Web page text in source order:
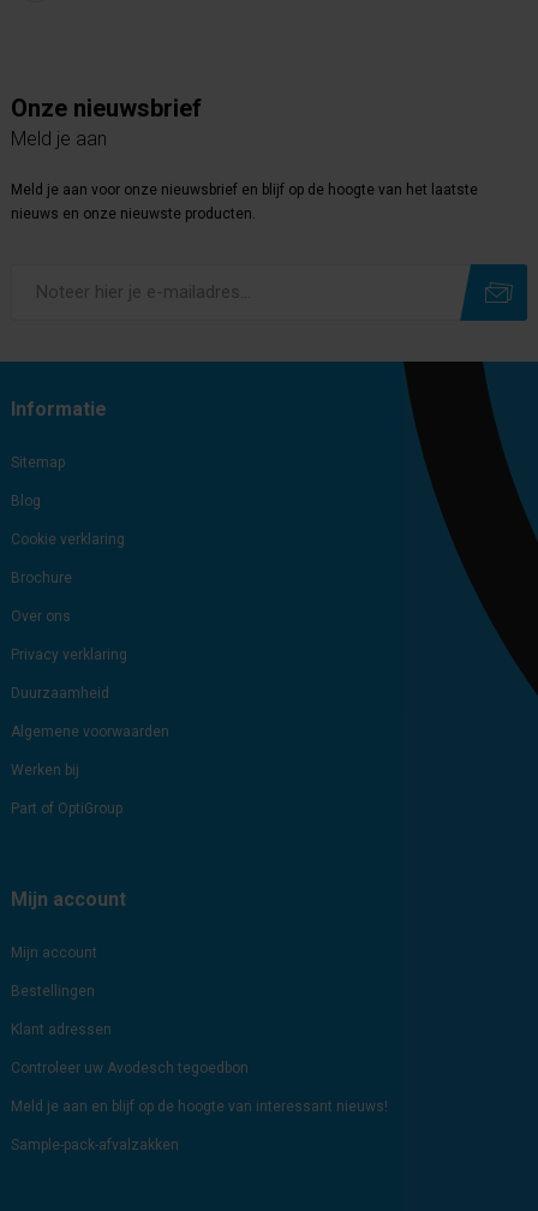
Onze nieuwsbrief
Meld je aan
Meld je aan voor onze nieuwsbrief en blijf op de hoogte van het laatste
nieuws en onze nieuwste producten.
Informatie
Sitemap
Blog
Cookie verklaring
Brochure
Over ons
Privacy verklaring
Duurzaamheid
Algemene voorwaarden
Werken bij
Part of OptiGroup
Mijn account
Mijn account
Bestellingen
Klant adressen
Controleer uw Avodesch tegoedbon
Meld je aan en blijf op de hoogte van interessant nieuws!
Sample-pack-afvalzakken